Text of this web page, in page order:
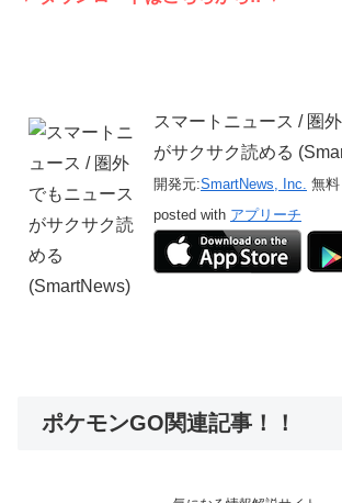
スマートニュース / 圏
がサクサク読める
開発元:SmartNews, Inc. 無料
posted with アプリーチ
ポケモンGO関連記事！！